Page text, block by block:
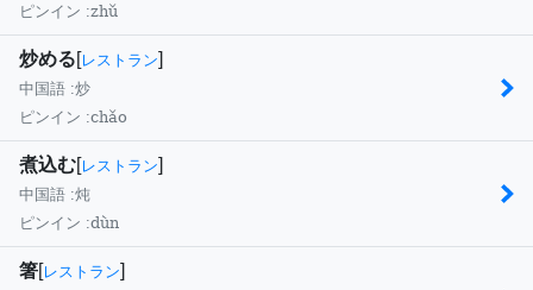
ピンイン :zhǔ
炒める[レストラン]
中国語 :炒
ピンイン :chǎo
煮込む[レストラン]
中国語 :炖
ピンイン :dùn
箸[レストラン]